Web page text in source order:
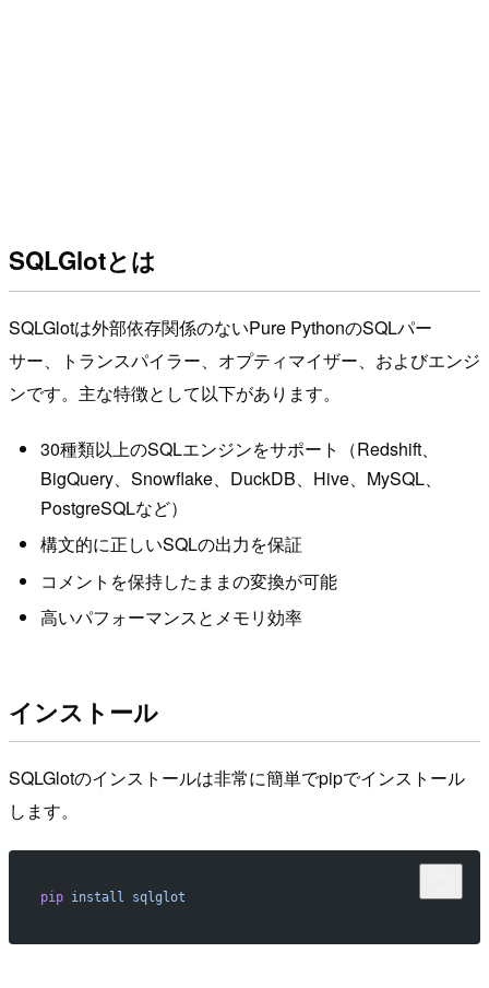
SQLGlotとは
SQLGlotは外部依存関係のないPure PythonのSQLパー
サー、トランスパイラー、オプティマイザー、およびエンジ
ンです。主な特徴として以下があります。
30種類以上のSQLエンジンをサポート（Redshift、
BigQuery、Snowflake、DuckDB、Hive、MySQL、
PostgreSQLなど）
構文的に正しいSQLの出力を保証
コメントを保持したままの変換が可能
高いパフォーマンスとメモリ効率
インストール
SQLGlotのインストールは非常に簡単でpipでインストール
します。
pip install sqlglot